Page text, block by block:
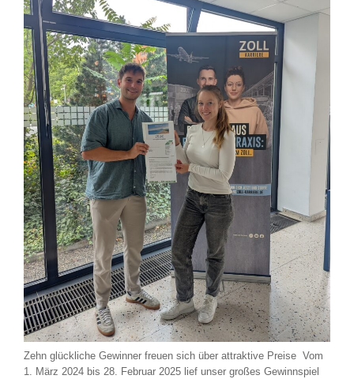
Zehn glückliche Gewinner freuen sich über attraktive Preise Vom
1. März 2024 bis 28. Februar 2025 lief unser großes Gewinnspiel